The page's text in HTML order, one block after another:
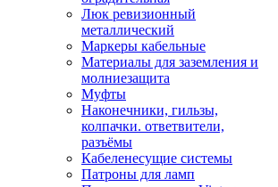
Люк ревизионный
металлический
Маркеры кабельные
Материалы для заземления и
молниезащита
Муфты
Наконечники, гильзы,
колпачки. ответвители,
разъёмы
Кабеленесущие системы
Патроны для ламп